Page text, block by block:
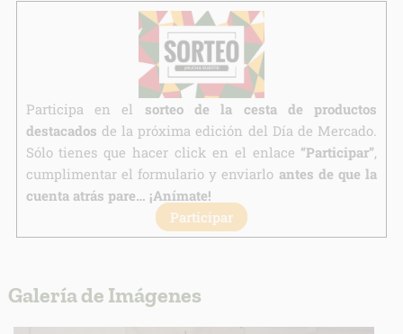
Participa en el sorteo de la cesta de productos
destacados de la próxima edición del Día de Mercado.
Sólo tienes que hacer click en el enlace “Participar”,
cumplimentar el formulario y enviarlo antes de que la
cuenta atrás pare… ¡Anímate!
Participar
Galería de Imágenes
Información adicional
link